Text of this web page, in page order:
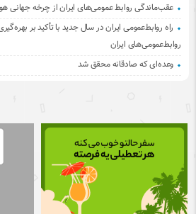
عقب‌ماندگی روابط عمومی‌های ایران از چرخه
راه روابط‌عمومی ایران در سال جدید با تأکید بر
روابط‌عمومی‌های ایران
وعده‌ای که صادقانه محقق شد